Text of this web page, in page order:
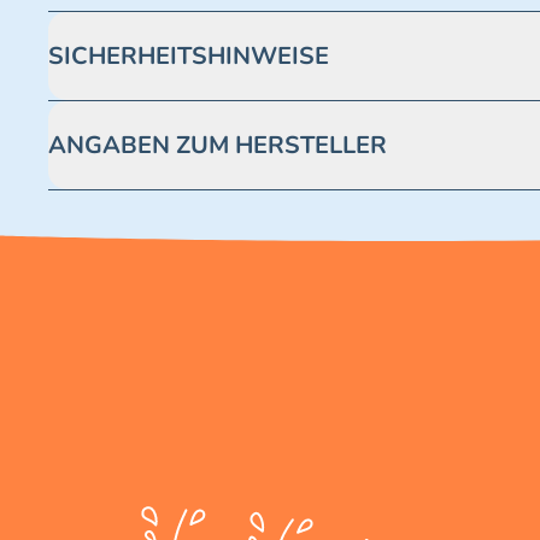
SICHERHEITSHINWEISE
ANGABEN ZUM HERSTELLER